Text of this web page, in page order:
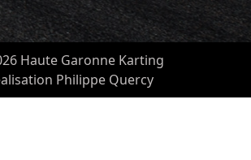
Haute Garonne Karting
Philippe Quercy